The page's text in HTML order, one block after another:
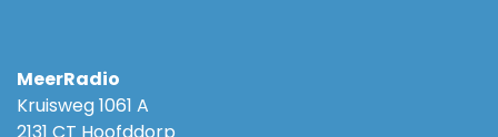
MeerRadio
Kruisweg 1061 A